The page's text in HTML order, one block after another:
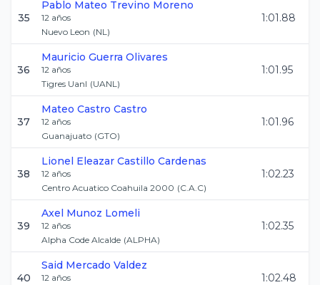
35
Pablo Mateo Trevino Moreno
12 años
Nuevo Leon (NL)
1:01.88
36
Mauricio Guerra Olivares
12 años
Tigres Uanl (UANL)
1:01.95
37
Mateo Castro Castro
12 años
Guanajuato (GTO)
1:01.96
38
Lionel Eleazar Castillo Cardenas
12 años
Centro Acuatico Coahuila 2000 (C.A.C)
1:02.23
39
Axel Munoz Lomeli
12 años
Alpha Code Alcalde (ALPHA)
1:02.35
40
Said Mercado Valdez
12 años
1:02.48